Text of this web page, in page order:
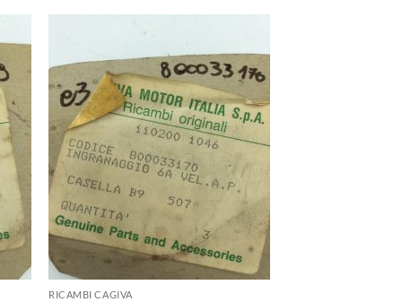
Aggiungi
alla lista
desideri
RICAMBI CAGIVA